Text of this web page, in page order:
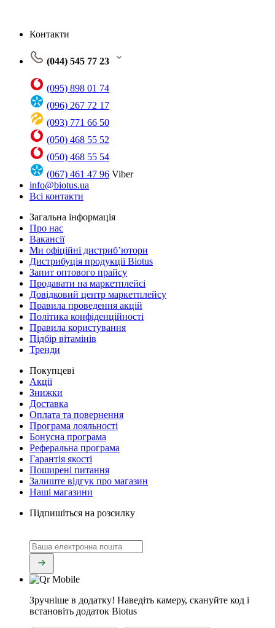
Контакти
(044) 545 77 23
(095) 898 01 74
(096) 267 72 17
(093) 771 66 50
(050) 468 55 52
(050) 468 55 54
(067) 461 47 96 Viber
info@biotus.ua
Всі контакти
Загальна інформація
Про нас
Вакансії
Ми офіційні дистриб’ютори
Дистрибуція продукції Biotus
Запит оптового прайсу
Продавати на маркетплейсі
Довідковий центр маркетплейсу
Правила проведення акцій
Політика конфіденційності
Правила користування
Підбір вітамінів
Тренди
Покупцеві
Акції
Знижки
Доставка
Оплата та повернення
Програма лояльності
Бонусна програма
Реферальна програма
Гарантія якості
Поширені питання
Залиште відгук про магазин
Наші магазини
Підпишіться на розсилку
Зручніше в додатку! Наведіть камеру, скануйте код і
встановіть додаток Biotus